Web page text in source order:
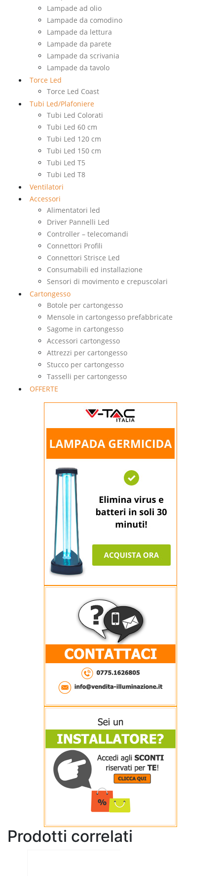
Lampade ad olio
Lampade da comodino
Lampade da lettura
Lampade da parete
Lampade da scrivania
Lampade da tavolo
Torce Led
Torce Led Coast
Tubi Led/Plafoniere
Tubi Led Colorati
Tubi Led 60 cm
Tubi Led 120 cm
Tubi Led 150 cm
Tubi Led T5
Tubi Led T8
Ventilatori
Accessori
Alimentatori led
Driver Pannelli Led
Controller – telecomandi
Connettori Profili
Connettori Strisce Led
Consumabili ed installazione
Sensori di movimento e crepuscolari
Cartongesso
Botole per cartongesso
Mensole in cartongesso prefabbricate
Sagome in cartongesso
Accessori cartongesso
Attrezzi per cartongesso
Stucco per cartongesso
Tasselli per cartongesso
OFFERTE
Prodotti correlati